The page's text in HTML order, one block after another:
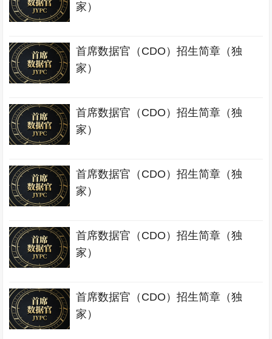
家）
首席数据官（CDO）招生简章（独
家）
首席数据官（CDO）招生简章（独
家）
首席数据官（CDO）招生简章（独
家）
首席数据官（CDO）招生简章（独
家）
首席数据官（CDO）招生简章（独
家）